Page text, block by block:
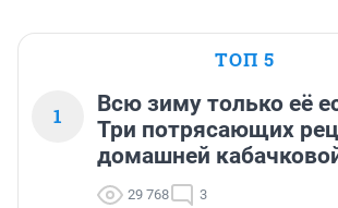
ТОП 5
1
Всю зиму только её
Три потрясающих
домашней
29 768 3